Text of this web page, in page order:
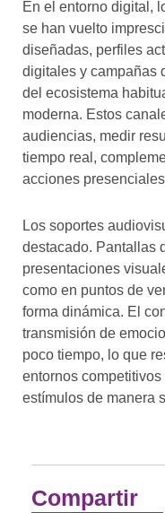
En el entorno digital,
se han vuelto
diseñadas, perfiles
digitales y campañas
del ecosistema
moderna. Estos
audiencias, medir
tiempo real,
acciones
Los soportes
destacado. Pantallas
presentaciones
como en puntos de
forma dinámica. El
transmisión de
poco tiempo, lo que
entornos
estímulos de manera
Compartir